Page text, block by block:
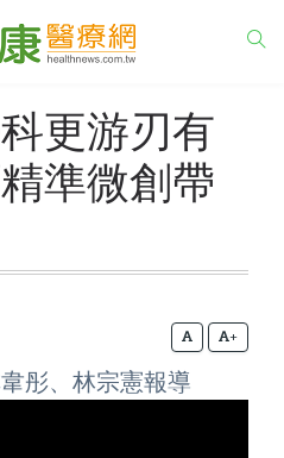
更游刃有
準微創帶
+
彤、林宗憲報導